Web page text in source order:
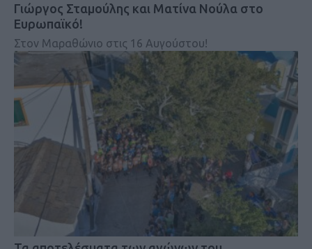
Γιώργος Σταμούλης και Ματίνα Νούλα στο
Ευρωπαϊκό!
Στον Μαραθώνιο στις 16 Αυγούστου!